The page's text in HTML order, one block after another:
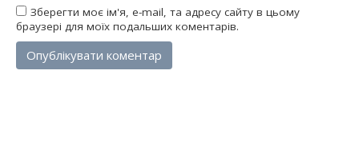
Зберегти моє ім'я, e-mail, та адресу сайту в цьому
браузері для моїх подальших коментарів.